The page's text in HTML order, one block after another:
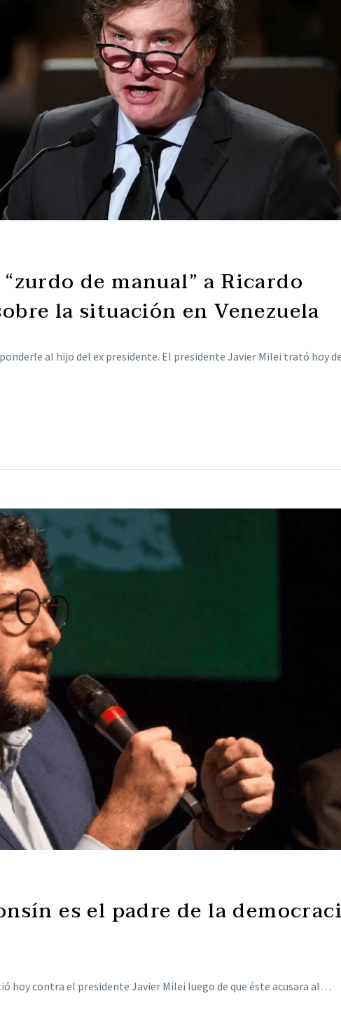
de manual” a Ricardo
la situación en Venezuela
al hijo del ex presidente. El presidente Javier Milei trató hoy
es el padre de la
hoy contra el presidente Javier Milei luego de que éste acusara al…